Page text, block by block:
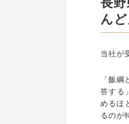
ん
当社が
「飯
答する
めるほ
るのが